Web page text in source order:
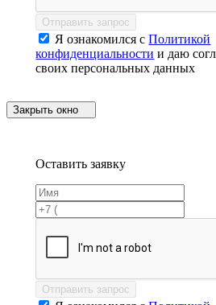
Отправить запрос
Я ознакомился сПолитикой
конфиденциальности и даю
своих персональных данных
Закрыть окно
Оставить заявку
Отправить запрос